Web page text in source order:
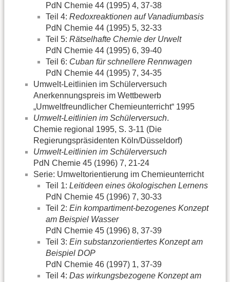
PdN Chemie 44 (1995) 4, 37-38
Teil 4: Redoxreaktionen auf Vanadiumbasis
PdN Chemie 44 (1995) 5, 32-33
Teil 5: Rätselhafte Chemie der Urwelt
PdN Chemie 44 (1995) 6, 39-40
Teil 6: Cuban für schnellere Rennwagen
PdN Chemie 44 (1995) 7, 34-35
Umwelt-Leitlinien im Schülerversuch
Anerkennungspreis im Wettbewerb
„Umweltfreundlicher Chemieunterricht“ 1995
Umwelt-Leitlinien im Schülerversuch.
Chemie regional 1995, S. 3-11 (Die
Regierungspräsidenten Köln/Düsseldorf)
Umwelt-Leitlinien im Schülerversuch
PdN Chemie 45 (1996) 7, 21-24
Serie: Umweltorientierung im Chemieunterricht
Teil 1: Leitideen eines ökologischen Lernens
PdN Chemie 45 (1996) 7, 30-33
Teil 2: Ein kompartiment-bezogenes Konzept
am Beispiel Wasser
PdN Chemie 45 (1996) 8, 37-39
Teil 3: Ein substanzorientiertes Konzept am
Beispiel DOP
PdN Chemie 46 (1997) 1, 37-39
Teil 4: Das wirkungsbezogene Konzept am